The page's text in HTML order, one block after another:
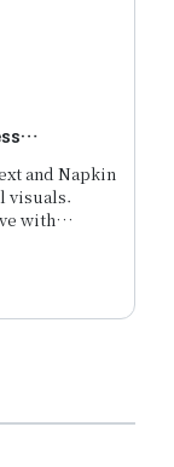
and Napkin
visuals.
with